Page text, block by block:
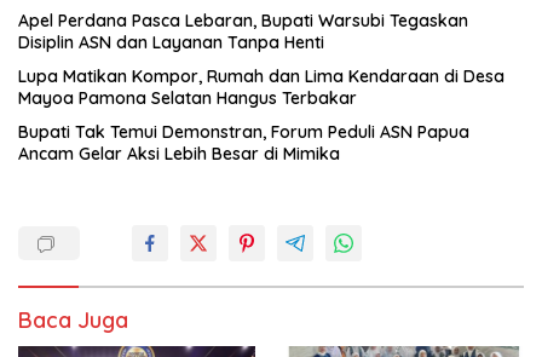
Apel Perdana Pasca Lebaran, Bupati Warsubi Tegaskan
Disiplin ASN dan Layanan Tanpa Henti
Lupa Matikan Kompor, Rumah dan Lima Kendaraan di Desa
Mayoa Pamona Selatan Hangus Terbakar
Bupati Tak Temui Demonstran, Forum Peduli ASN Papua
Ancam Gelar Aksi Lebih Besar di Mimika
Baca Juga